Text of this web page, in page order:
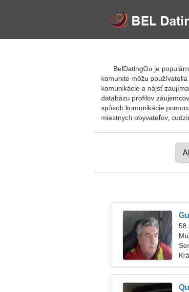
BelDatingGo je
komunite môžu
komunikácie a nájsť
databázu profilov
spôsob komunikácie
miestnych obyvateľov,
58